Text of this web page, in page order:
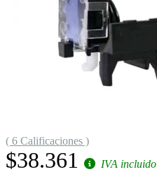
( 6 Calificaciones )
$38.361 IVA incluido